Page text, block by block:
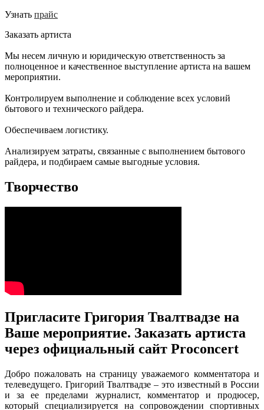
Узнать прайс
Заказать артиста
Мы несем личную и юридическую ответственность за
полноценное и качественное выступление артиста на вашем
мероприятии.
Контролируем выполнение и соблюдение всех условий
бытового и технического райдера.
Обеспечиваем логистику.
Анализируем затраты, связанные с выполнением бытового
райдера, и подбираем самые выгодные условия.
Творчество
Пригласите Григория Твалтвадзе на
Ваше мероприятие. Заказать артиста
через официальный сайт Proconcert
Добро пожаловать на страницу уважаемого комментатора и
телеведущего. Григорий Твалтвадзе – это известный в России
и за ее пределами журналист, комментатор и продюсер,
который специализируется на сопровождении спортивных